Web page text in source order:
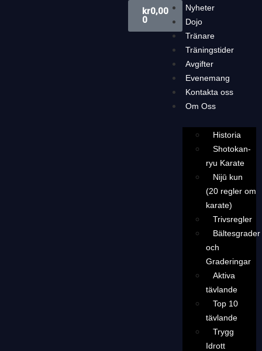
kr0,00
0
Nyheter
Dojo
Tränare
Träningstider
Avgifter
Evenemang
Kontakta oss
Om Oss
Historia
Shotokan-
ryu Karate
Nijū kun
(20 regler om
karate)
Trivsregler
Bältesgrader
och
Graderingar
Aktiva
tävlande
Top 10
tävlande
Trygg
Idrott